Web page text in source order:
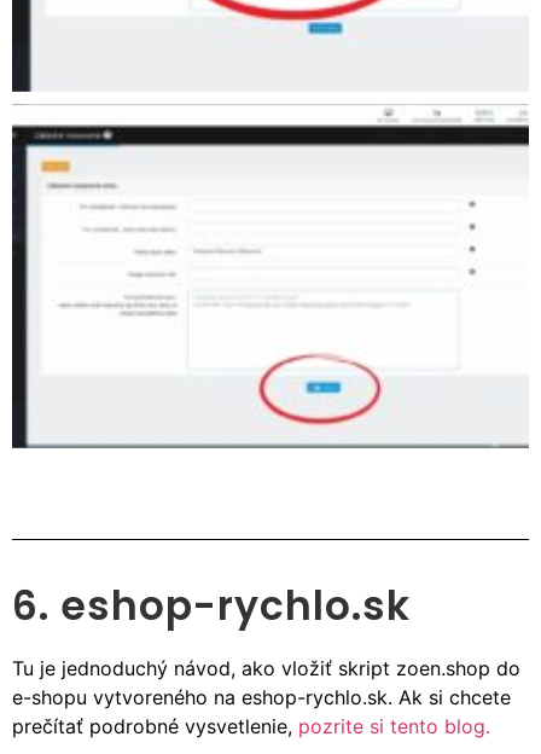
6. eshop-rychlo.sk
Tu je jednoduchý návod, ako vložiť skript zoen.shop do
e-shopu vytvoreného na eshop-rychlo.sk. Ak si chcete
prečítať podrobné vysvetlenie, pozrite si tento blog.